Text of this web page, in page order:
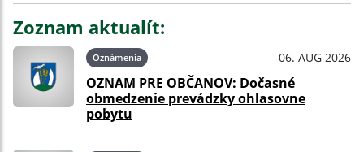
Zoznam aktualít:
Oznámenia 06. AUG 2026
OZNAM PRE OBČANOV: Dočasné
obmedzenie prevádzky ohlasovne
pobytu